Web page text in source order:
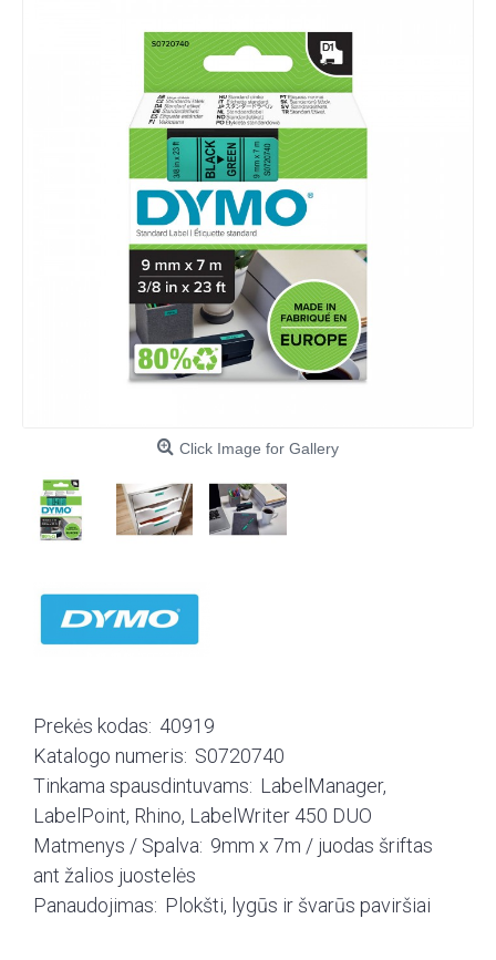
Click Image for Gallery
Prekės kodas: 40919
Katalogo numeris: S0720740
Tinkama spausdintuvams: LabelManager,
LabelPoint, Rhino, LabelWriter 450 DUO
Matmenys / Spalva: 9mm x 7m / juodas šriftas
ant žalios juostelės
Panaudojimas: Plokšti, lygūs ir švarūs paviršiai